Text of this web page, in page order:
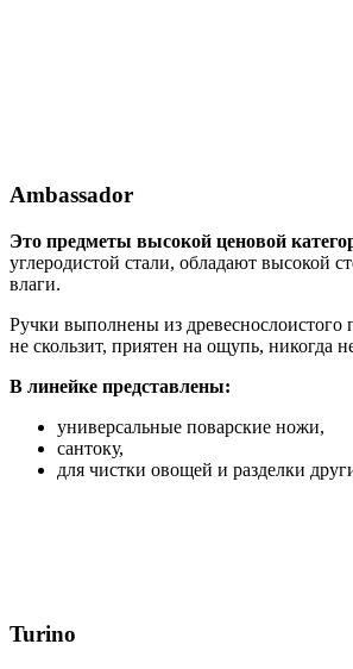
Ambassador
Это предметы высокой ценовой
углеродистой стали, обладают высокой
влаги.
Ручки выполнены из древеснослоистого
не скользит, приятен на ощупь, никогда
В линейке представлены:
универсальные поварские ножи,
сантоку,
для чистки овощей и разделки
Turino